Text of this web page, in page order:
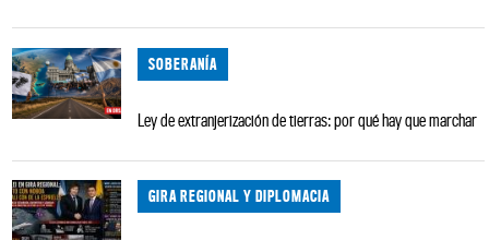
SOBERANÍA
Ley de extranjerización de tierras: por qué hay que marchar
GIRA REGIONAL Y DIPLOMACIA